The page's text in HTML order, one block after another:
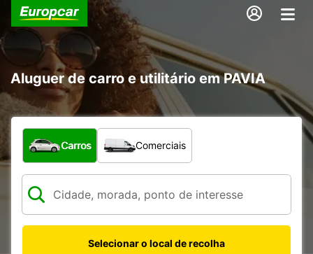
Aluguer de carro e utilitário em PAVIA
Que tipo de veículo pretende?
Carros Comerciais
Selecionar o local de recolha